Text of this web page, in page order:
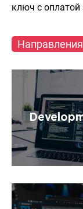
ключ с
Направления